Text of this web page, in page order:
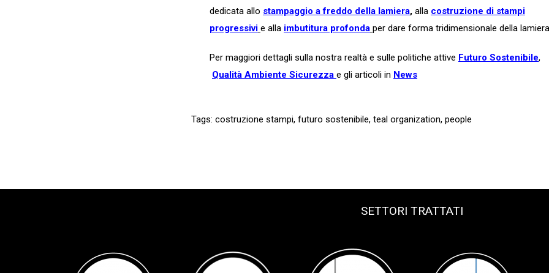
dedicata allo stampaggio a freddo della lamiera, alla costruzione di stampi
progressivi e alla imbutitura profonda per dare forma tridimensionale della
Per maggiori dettagli sulla nostra realtà e sulle politiche attive Futuro Sostenibile,
Qualità Ambiente Sicurezza e gli articoli in News
Tags: costruzione stampi, futuro sostenibile, teal organization, people
SETTORI TRATTATI